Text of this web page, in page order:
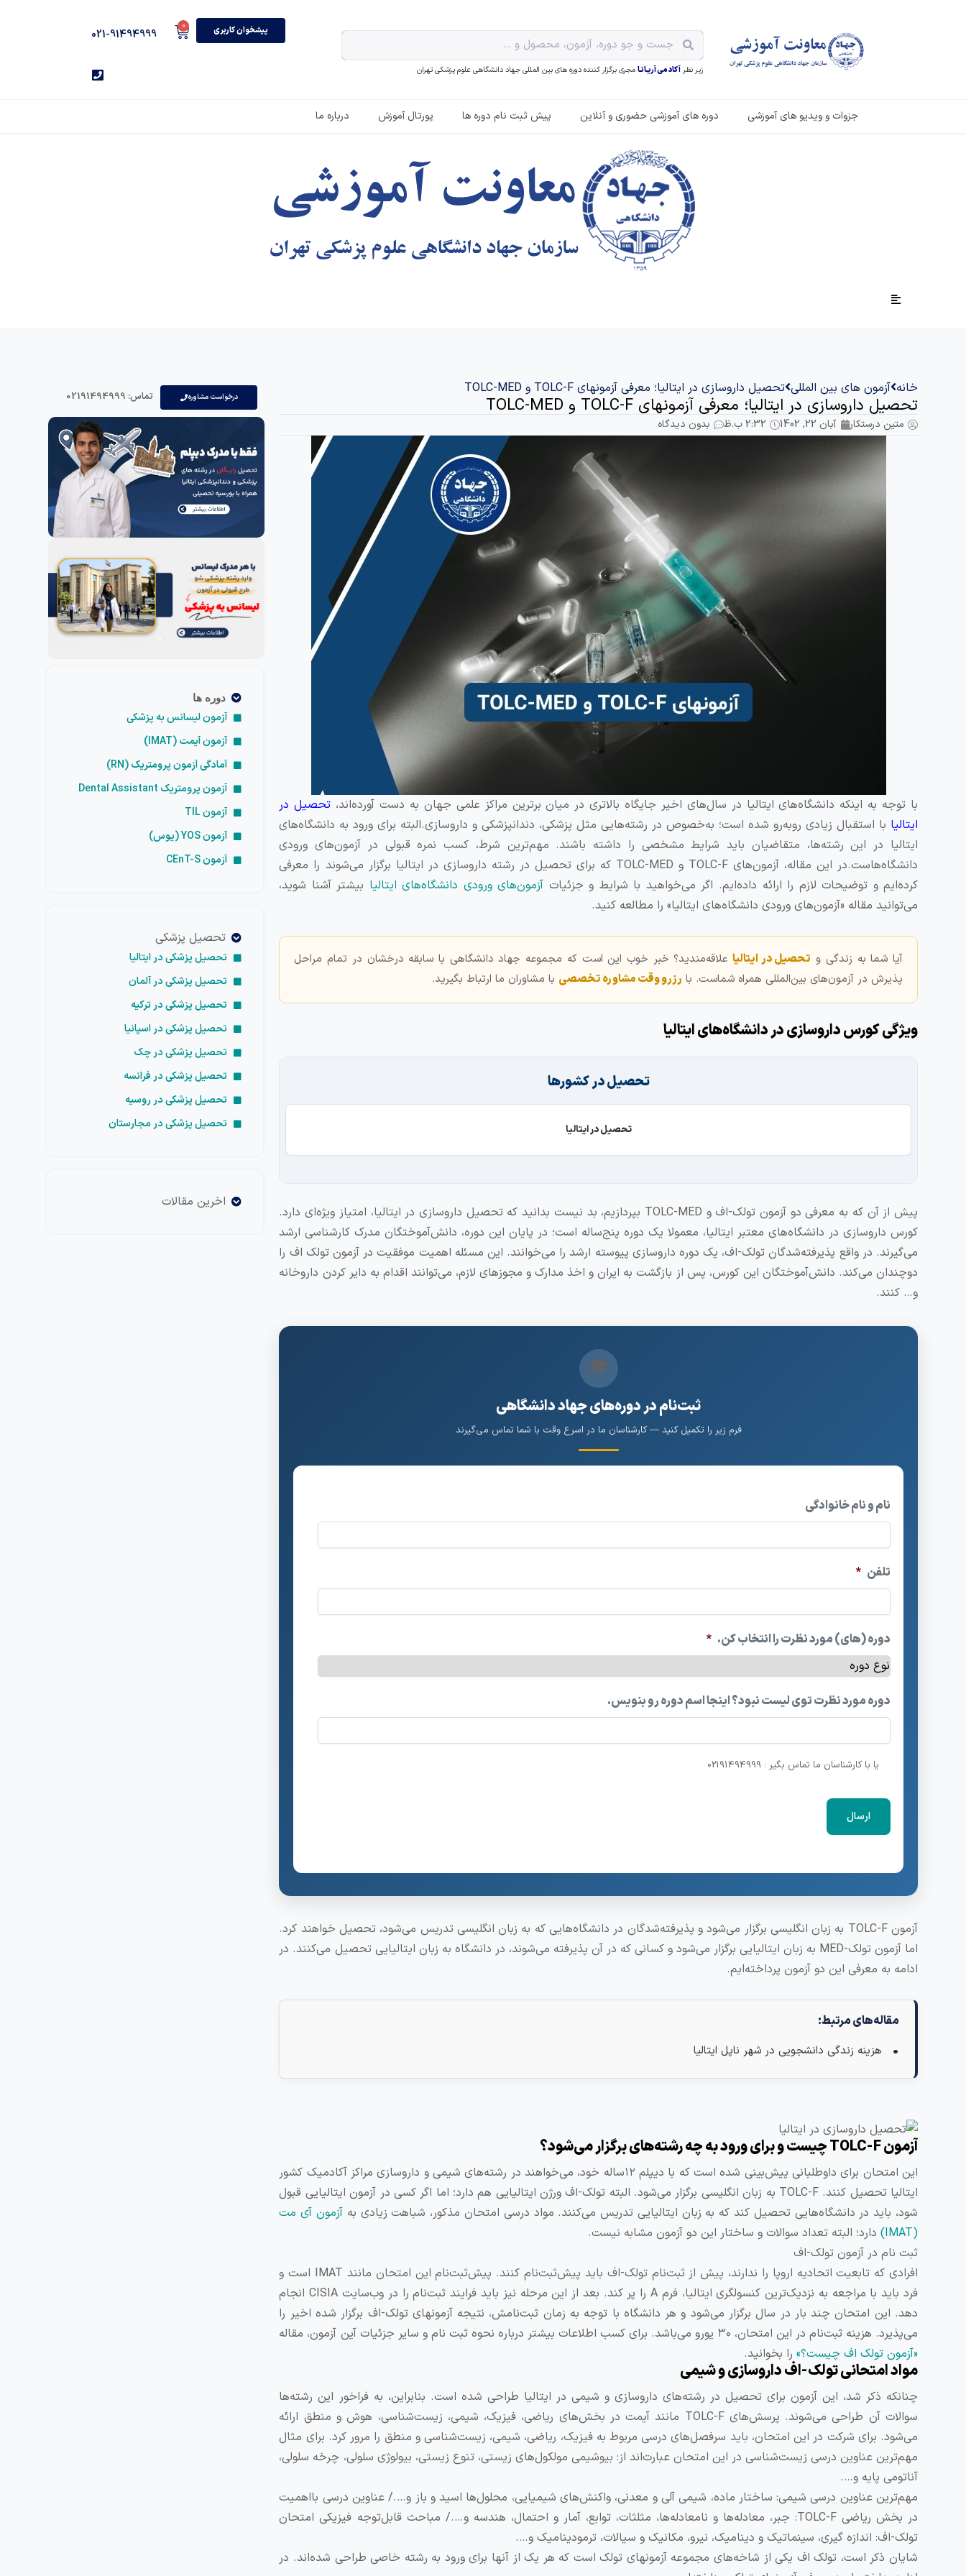
زیر نظر آکادمی آریـانـامجری برگزار کننده دوره های بین المللی جهاد دانشگاهی علوم پزشکی تهران
پیشخوان کاربری 0
021-91494999
جزوات و ویدیو های آموزشی دوره های آموزشی حضوری و آنلاین پیش ثبت نام دوره ها پورتال آموزش درباره ما
درخواست مشاوره تماس: 02191494999
دوره ها
آزمون لیسانس به پزشکی
آزمون آیمت (IMAT)
آمادگی آزمون پرومتریک (RN)
آزمون پرومتریک Dental Assistant
آزمون TIL
آزمون YOS (یوس)
آزمون CEnT-S
تحصیل پزشکی
تحصیل پزشکی در ایتالیا
تحصیل پزشکی در آلمان
تحصیل پزشکی در ترکیه
تحصیل پزشکی در اسپانیا
تحصیل پزشکی در چک
تحصیل پزشکی در فرانسه
تحصیل پزشکی در روسیه
تحصیل پزشکی در مجارستان
اخرین مقالات
خانه آزمون های بین المللی تحصیل داروسازی در ایتالیا؛ معرفی آزمونهای TOLC-F و TOLC-MED
تحصیل داروسازی در ایتالیا؛ معرفی آزمونهای TOLC-F و TOLC-MED
متین درستکار آبان 22, 1402 2:32 ب.ظ بدون دیدگاه
با توجه به اینکه دانشگاه‌های ایتالیا در سال‌های اخیر جایگاه بالاتری در میان برترین مراکز علمی جهان به دست آورده‌اند، تحصیل در
ایتالیا با استقبال زیادی روبه‌رو شده است؛ به‌خصوص در رشته‌هایی مثل پزشکی، دندانپزشکی و داروسازی.البته برای ورود به دانشگاه‌های
ایتالیا در این رشته‌ها، متقاضیان باید شرایط مشخصی را داشته باشند. مهم‌ترین شرط، کسب نمره قبولی در آزمون‌های ورودی
دانشگاه‌هاست.در این مقاله، آزمون‌های TOLC-F و TOLC-MED که برای تحصیل در رشته داروسازی در ایتالیا برگزار می‌شوند را معرفی
کرده‌ایم و توضیحات لازم را ارائه داده‌ایم. اگر می‌خواهید با شرایط و جزئیات آزمون‌های ورودی دانشگاه‌های ایتالیا بیشتر آشنا شوید،
می‌توانید مقاله «آزمون‌های ورودی دانشگاه‌های ایتالیا» را مطالعه کنید.
آیا شما به زندگی و تحصیل در ایتالیاعلاقه‌مندید؟ خبر خوب این است که مجموعه جهاد دانشگاهی با سابقه درخشان در تمام مراحل
پذیرش در آزمون‌های بین‌المللی همراه شماست. با رزرو وقت مشاوره تخصصی با مشاوران ما ارتباط بگیرید.
ویژگی کورس داروسازی در دانشگاه‌های ایتالیا
تحصیل در کشورها
تحصیل در ایتالیا
پیش از آن که به معرفی دو آزمون تولک-اف و TOLC-MED بپردازیم، بد نیست بدانید که تحصیل داروسازی در ایتالیا، امتیاز ویژه‌ای دارد.
کورس داروسازی در دانشگاه‌های معتبر ایتالیا، معمولا یک دوره پنج‌ساله است؛ در پایان این دوره، دانش‌آموختگان مدرک کارشناسی ارشد
می‌گیرند. در واقع پذیرفته‌شدگان تولک-اف، یک دوره داروسازی پیوسته ارشد را می‌خوانند. این مسئله اهمیت موفقیت در آزمون تولک اف را
دوچندان می‌کند. دانش‌آموختگان این کورس، پس از بازگشت به ایران و اخذ مدارک و مجوزهای لازم، می‌توانند اقدام به دایر کردن داروخانه
و… کنند.
🎓
ثبت‌نام در دوره‌های جهاد دانشگاهی
فرم زیر را تکمیل کنید — کارشناسان ما در اسرع وقت با شما تماس می‌گیرند
نام و نام خانوادگی
تلفن *
دوره (های) مورد نظرت را انتخاب کن. *
دوره مورد نظرت توی لیست نبود؟ اینجا اسم دوره رو بنویس.
یا با کارشناسان ما تماس بگیر : 02191494999
آزمون TOLC-F به زبان انگلیسی برگزار می‌شود و پذیرفته‌شدگان در دانشگاه‌هایی که به زبان انگلیسی تدریس می‌شود، تحصیل خواهند کرد.
اما آزمون تولک-MED به زبان ایتالیایی برگزار می‌شود و کسانی که در آن پذیرفته می‌شوند، در دانشگاه به زبان ایتالیایی تحصیل می‌کنند. در
ادامه به معرفی این دو آزمون پرداخته‌ایم.
مقاله‌های مرتبط:
هزینه زندگی دانشجویی در شهر ناپل ایتالیا
آزمون TOLC-F چیست و برای ورود به چه رشته‌های برگزار می‌شود؟
این امتحان برای داوطلبانی پیش‌بینی شده است که با دیپلم ۱۲ساله خود، می‌خواهند در رشته‌های شیمی و داروسازی مراکز آکادمیک کشور
ایتالیا تحصیل کنند. TOLC-F به زبان انگلیسی برگزار می‌شود. البته تولک-اف ورژن ایتالیایی هم دارد؛ اما اگر کسی در آزمون ایتالیایی قبول
شود، باید در دانشگاه‌هایی تحصیل کند که به زبان ایتالیایی تدریس می‌‌کنند. مواد درسی امتحان مذکور، شباهت زیادی به آزمون آی مت
(IMAT)
دارد؛ البته تعداد سوالات و ساختار این دو آزمون مشابه نیست.
ثبت نام در آزمون تولک-اف
افرادی که تابعیت اتحادیه اروپا را ندارند، پیش از ثبت‌نام تولک-اف باید پیش‌ثبت‌نام کنند. پیش‌ثبت‌نام این امتحان مانند IMAT است و
فرد باید با مراجعه به نزدیک‌ترین کنسولگری ایتالیا، فرم A را پر کند. بعد از این مرحله نیز باید فرایند ثبت‌نام را در وب‌سایت CISIA انجام
دهد. این امتحان چند بار در سال برگزار می‌شود و هر دانشگاه با توجه به زمان ثبت‌نامش، نتیجه آزمونهای تولک-اف برگزار شده اخیر را
می‌پذیرد. هزینه ثبت‌نام در این امتحان، ۳۰ یورو می‌باشد. برای کسب اطلاعات بیشتر درباره نحوه ثبت نام و سایر جزئیات آین آزمون، مقاله
«آزمون تولک اف چیست؟» را بخوانید.
مواد امتحانی تولک-اف داروسازی و شیمی
چنانکه ذکر شد، این آزمون برای تحصیل در رشته‌های داروسازی و شیمی در ایتالیا طراحی شده است. بنابراین، به فراخور این رشته‌ها
سوالات آن طراحی می‌شوند. پرسش‌های TOLC-F مانند آیمت در بخش‌های ریاضی، فیزیک، شیمی، زیست‌شناسی، هوش و منطق ارائه
می‌شود. برای شرکت در این امتحان، باید سرفصل‌های درسی مربوط به فیزیک، ریاضی، شیمی، زیست‌شناسی و منطق را مرور کرد. برای مثال
مهم‌ترین عناوین درسی زیست‌شناسی در این امتحان عبارت‌اند از: بیوشیمی مولکول‌های زیستی، تنوع زیستی، بیولوژی سلولی، چرخه سلولی،
آناتومی پایه و….
مهم‌ترین عناوین درسی شیمی: ساختار ماده، شیمی آلی و معدنی، واکنش‌های شیمیایی، محلول‌ها اسید و باز و…./ عناوین درسی بااهمیت
در بخش ریاضی TOLC-F: جبر، معادله‌ها و نامعادله‌ها، مثلثات، توابع، آمار و احتمال، هندسه و…./ مباحث قابل‌توجه فیزیکی امتحان
تولک-اف: اندازه گیری، سینماتیک و دینامیک، نیرو، مکانیک و سیالات، ترمودینامیک و….
شایان ذکر است، تولک اف یکی از شاخه‌های مجموعه آزمونهای تولک است که هر یک از آنها برای ورود به رشته خاصی طراحی شده‌اند. در